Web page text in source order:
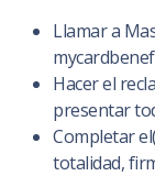
Llamar a
Hacer el
presentar
Completar
totalidad,